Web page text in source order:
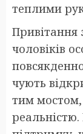
теплими
чоловіків
чують
тим мостом,